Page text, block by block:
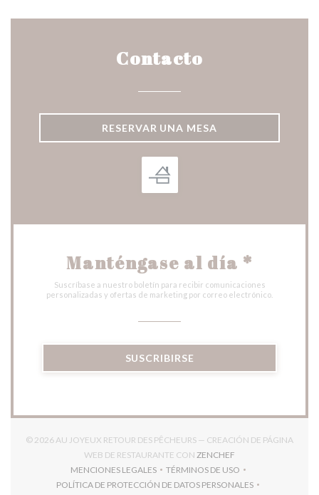
Contacto
RESERVAR UNA MESA
Manténgase al día *
Suscríbase a nuestro boletín para recibir comunicaciones
personalizadas y ofertas de marketing por correo electrónico.
SUSCRIBIRSE
© 2026 AU JOYEUX RETOUR DES PÊCHEURS — CREACIÓN DE PÁGINA
WEB DE RESTAURANTE CON ZENCHEF
MENCIONES LEGALES
((ABRE EN UNA NUEVA VENTANA))
TÉRMINOS DE USO
((ABRE EN UNA NUEVA
POLÍTICA DE PROTECCIÓN DE DATOS PERSONALES
((ABRE EN UNA NUEVA VENTANA))